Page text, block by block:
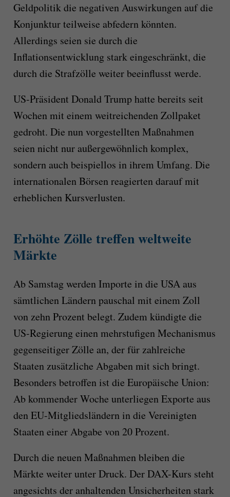
Geldpolitik die negativen Auswirkungen auf die
Konjunktur teilweise abfedern könnten.
Allerdings seien sie durch die
Inflationsentwicklung stark eingeschränkt, die
durch die Strafzölle weiter beeinflusst werde.
US-Präsident Donald Trump hatte bereits seit
Wochen mit einem weitreichenden Zollpaket
gedroht. Die nun vorgestellten Maßnahmen
seien nicht nur außergewöhnlich komplex,
sondern auch beispiellos in ihrem Umfang. Die
internationalen Börsen reagierten darauf mit
erheblichen Kursverlusten.
Erhöhte Zölle treffen weltweite
Märkte
Ab Samstag werden Importe in die USA aus
sämtlichen Ländern pauschal mit einem Zoll
von zehn Prozent belegt. Zudem kündigte die
US-Regierung einen mehrstufigen Mechanismus
gegenseitiger Zölle an, der für zahlreiche
Staaten zusätzliche Abgaben mit sich bringt.
Besonders betroffen ist die Europäische Union:
Ab kommender Woche unterliegen Exporte aus
den EU-Mitgliedsländern in die Vereinigten
Staaten einer Abgabe von 20 Prozent.
Durch die neuen Maßnahmen bleiben die
Märkte weiter unter Druck. Der DAX-Kurs steht
angesichts der anhaltenden Unsicherheiten stark